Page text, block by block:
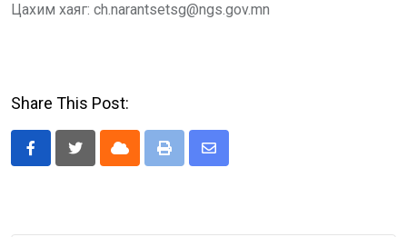
Цахим хаяг: ch.narantsetsg@ngs.gov.mn
Share This Post:
Cloud Print
Share